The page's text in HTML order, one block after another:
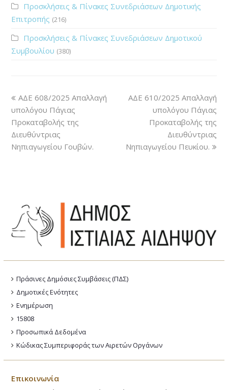
Προσκλήσεις & Πίνακες Συνεδριάσεων Δημοτικής
Επιτροπής (216)
Προσκλήσεις & Πίνακες Συνεδριάσεων Δημοτικού
Συμβουλίου (380)
ΑΔΕ 608/2025 Απαλλαγή
υπολόγου Πάγιας
Προκαταβολής της
Διευθύντριας
Νηπιαγωγείου Γουβών.
ΑΔΕ 610/2025 Απαλλαγή
υπολόγου Πάγιας
Προκαταβολής της
Διευθύντριας
Νηπιαγωγείου Πευκίου.
Πράσινες Δημόσιες Συμβάσεις (ΠΔΣ)
Δημοτικές Ενότητες
Ενημέρωση
15808
Προσωπικά Δεδομένα
Κώδικας Συμπεριφοράς των Αιρετών Οργάνων
Επικοινωνία